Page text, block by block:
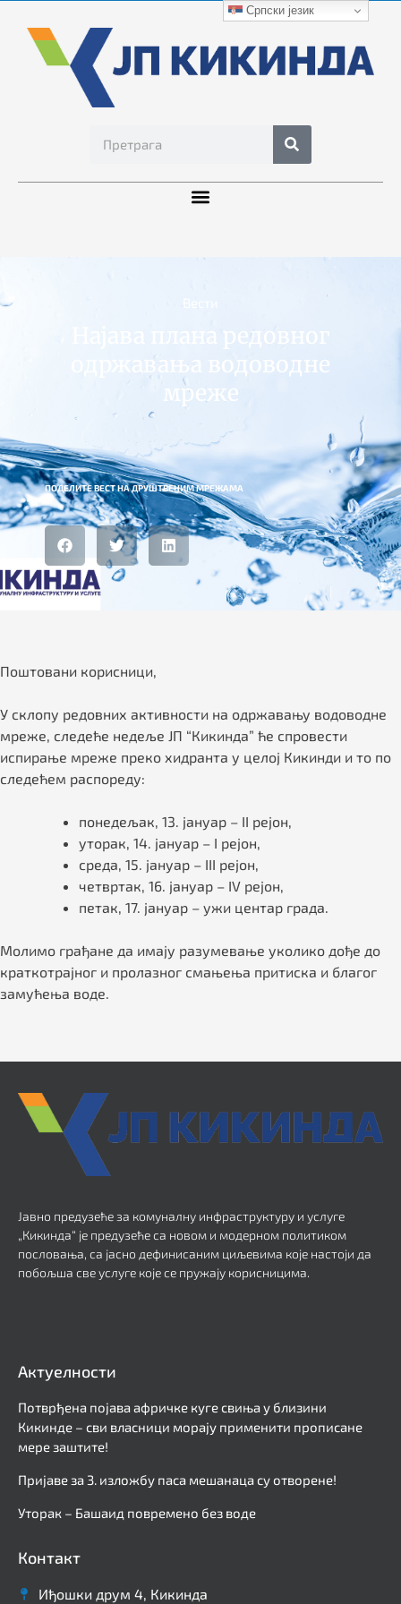
Вести
Најава плана редовног
одржавања водоводне
мреже
ПОДЕЛИТЕ ВЕСТ НА ДРУШТВЕНИМ МРЕЖАМА
Поштовани корисници,
У склопу редовних активности на одржавању водоводне
мреже, следеће недеље ЈП “Кикинда” ће спровести
испирање мреже преко хидранта у целој Кикинди и то по
следећем распореду:
понедељак, 13. јануар – II рејон,
уторак, 14. јануар – I рејон,
среда, 15. јануар – III рејон,
четвртак, 16. јануар – IV рејон,
петак, 17. јануар – ужи центар града.
Молимо грађане да имају разумевање уколико дође до
краткотрајног и пролазног смањења притиска и благог
замућења воде.
Јавно предузеће за комуналну инфраструктуру и услуге
„Кикинда“ је предузеће са новом и модерном политиком
пословања, са јасно дефинисаним циљевима које настоји да
побољша све услуге које се пружају корисницима.
Актуелности
Потврђена појава афричке куге свиња у близини
Кикинде – сви власници морају применити прописане
мере заштите!
Пријаве за 3. изложбу паса мешанаца су отворене!
Уторак – Башаид повремено без воде
Контакт
Иђошки друм 4, Кикинда
Српски језик